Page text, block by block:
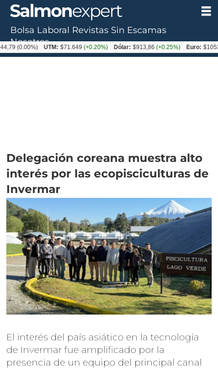
Delegación coreana muestra alto
interés por las ecopisciculturas de
Invermar
El interés del país asiático en la tecnología
de Invermar fue amplificado por la
presencia de un equipo del principal canal
Bolsa Laboral Revistas Sin Escamas
Nosotros
UTM: $71.649(+0.20%) Dólar: $913,86(+0.25%) Euro: $1053,08(-